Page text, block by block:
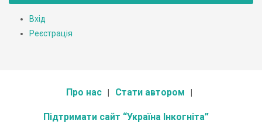
Вхід
Реєстрація
Про нас Стати автором
Підтримати сайт “Україна Інкогніта”